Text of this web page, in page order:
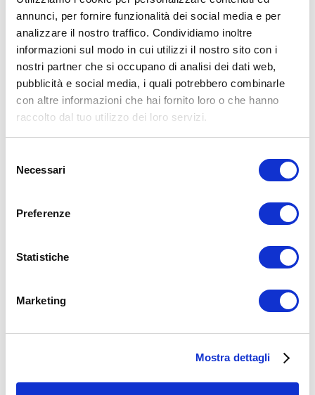
annunci, per fornire funzionalità dei social media e per
analizzare il nostro traffico. Condividiamo inoltre
informazioni sul modo in cui utilizzi il nostro sito con i
nostri partner che si occupano di analisi dei dati web,
pubblicità e social media, i quali potrebbero combinarle
con altre informazioni che hai fornito loro o che hanno
raccolto dal tuo utilizzo dei loro servizi.
delNecessari
Preferenze
Statistiche
Marketing
Mostra dettagli
ALLENATI CON ME!
35workout
addominali scolpiti(39)
Allenamento(1.800)